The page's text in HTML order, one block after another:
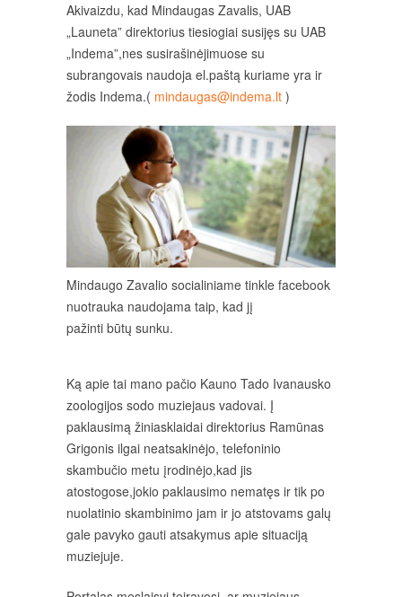
Akivaizdu, kad Mindaugas Zavalis, UAB
„Launeta” direktorius tiesiogiai susijęs su UAB
„Indema”,nes susirašinėjimuose su
subrangovais naudoja el.paštą kuriame yra ir
žodis Indema.( mindaugas@indema.lt )
Mindaugo Zavalio socialiniame tinkle facebook
nuotrauka naudojama taip, kad jį
pažinti būtų sunku.
Ką apie tai mano pačio Kauno Tado Ivanausko
zoologijos sodo muziejaus vadovai. Į
paklausimą žiniasklaidai direktorius Ramūnas
Grigonis ilgai neatsakinėjo, telefoninio
skambučio metu įrodinėjo,kad jis
atostogose,jokio paklausimo nematęs ir tik po
nuolatinio skambinimo jam ir jo atstovams galų
gale pavyko gauti atsakymus apie situaciją
muziejuje.